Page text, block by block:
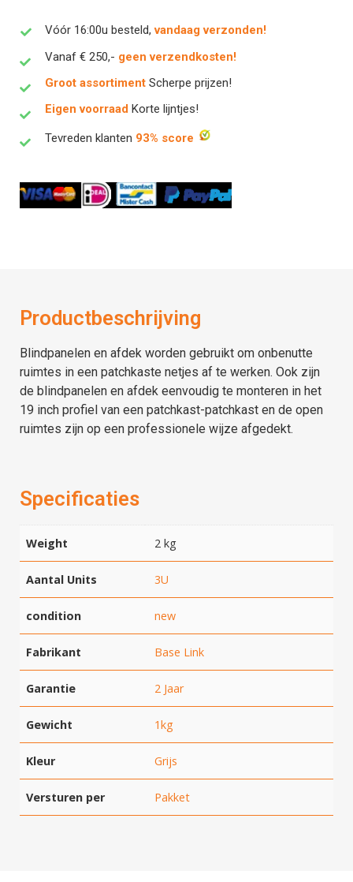
Vóór 16:00u besteld,vandaag verzonden!
Vanaf € 250,- geen verzendkosten!
Groot assortiment Scherpe prijzen!
Eigen voorraad Korte lijntjes!
Tevreden klanten 93% score
Productbeschrijving
Blindpanelen en afdek worden gebruikt om onbenutte
ruimtes in een patchkaste netjes af te werken. Ook zijn
de blindpanelen en afdek eenvoudig te monteren in het
19 inch profiel van een patchkast-patchkast en de open
ruimtes zijn op een professionele wijze afgedekt.
Specificaties
Weight 2 kg
Aantal Units 3U
condition new
Fabrikant Base Link
Garantie 2 Jaar
Gewicht 1kg
Kleur Grijs
Versturen per Pakket